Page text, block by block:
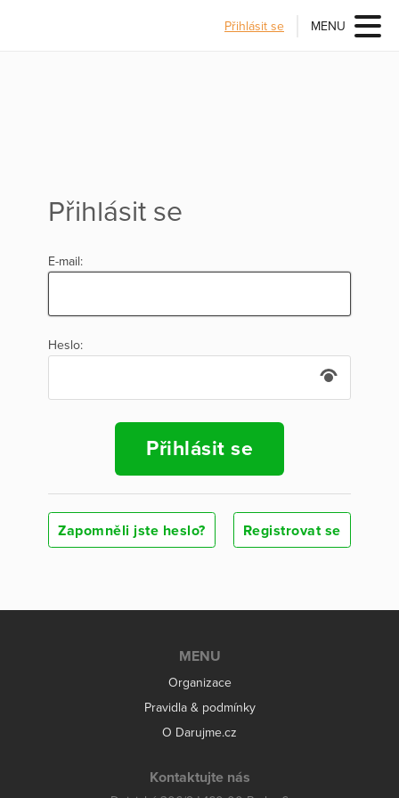
Přihlásit se MENU
Přihlásit se
E-mail:
Heslo:
Přihlásit se
Zapomněli jste heslo? Registrovat se
MENU
Organizace
Pravidla & podmínky
O Darujme.cz
Kontaktujte nás